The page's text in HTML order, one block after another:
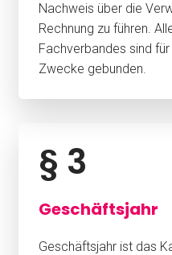
Nachweis über die
Rechnung zu führen.
Fachverbandes sind
Zwecke gebunden.
§ 3
Geschäftsjahr
Geschäftsjahr ist das